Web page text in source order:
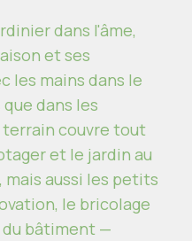
dans l'âme,
et ses
les mains dans le
dans les
couvre tout
et le jardin au
mais aussi les petits
le bricolage
bâtiment —